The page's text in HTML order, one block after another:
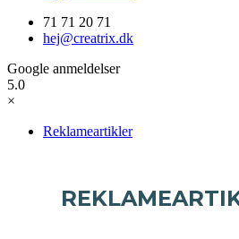
71 71 20 71
hej@creatrix.dk
Google anmeldelser
5.0
×
Reklameartikler